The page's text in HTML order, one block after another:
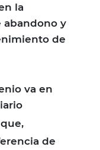
la
abandono y
de
va en
de